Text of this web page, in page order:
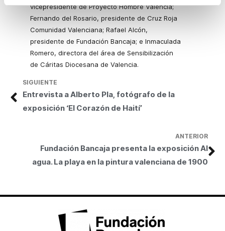
vicepresidente de Proyecto Hombre Valencia;
Fernando del Rosario, presidente de Cruz Roja
Comunidad Valenciana; Rafael Alcón,
presidente de Fundación Bancaja; e Inmaculada
Romero, directora del área de Sensibilización
de Cáritas Diocesana de Valencia.
ANTERIOR
Fundación Bancaja presenta la exposición Al
agua. La playa en la pintura valenciana de 1900
SIGUIENTE
Entrevista a Alberto Pla, fotógrafo de la
exposición ‘El Corazón de Haití’